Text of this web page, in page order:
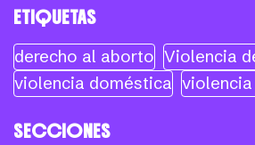
ETIQUETAS
derecho al aborto Violencia
violencia doméstica
SECCIONES